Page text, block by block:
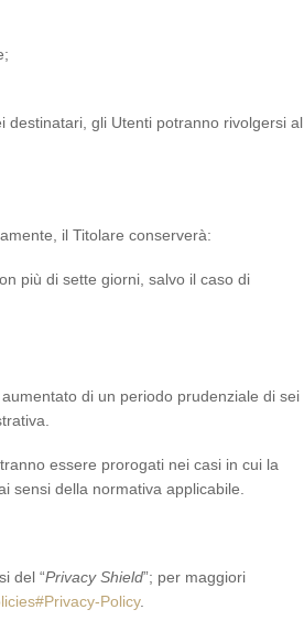
destinatari, gli Utenti potranno rivolgersi al
il Titolare conserverà:
più di sette giorni, salvo il caso di
di un periodo prudenziale di sei
essere prorogati nei casi in cui la
sensi della normativa applicabile.
del “Privacy Shield”; per maggiori
Policy.